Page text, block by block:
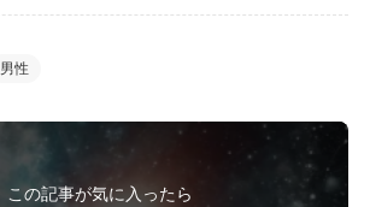
男性
この記事が気に入ったら